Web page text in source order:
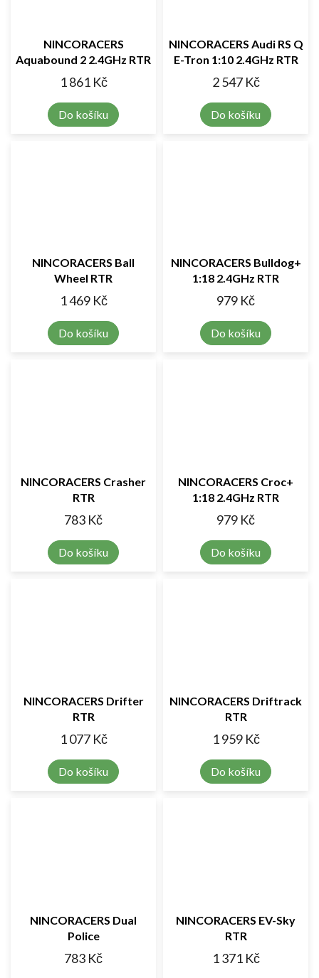
NINCORACERS
Aquabound 2 2.4GHz RTR
1 861 Kč
Do košíku
NINCORACERS Audi RS Q
E-Tron 1:10 2.4GHz RTR
2 547 Kč
Do košíku
NINCORACERS Ball
Wheel RTR
1 469 Kč
Do košíku
NINCORACERS Bulldog+
1:18 2.4GHz RTR
979 Kč
Do košíku
NINCORACERS Crasher
RTR
783 Kč
Do košíku
NINCORACERS Croc+
1:18 2.4GHz RTR
979 Kč
Do košíku
NINCORACERS Drifter
RTR
1 077 Kč
Do košíku
NINCORACERS Driftrack
RTR
1 959 Kč
Do košíku
NINCORACERS Dual
Police
783 Kč
NINCORACERS EV-Sky
RTR
1 371 Kč